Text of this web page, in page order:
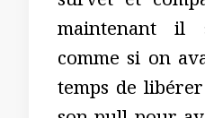
maintenant
comme si on
temps de